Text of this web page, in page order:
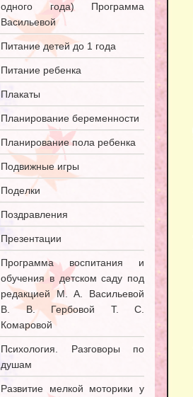
одного года) Программа
Васильевой
Питание детей до 1 года
Питание ребенка
Плакаты
Планирование беременности
Планирование пола ребенка
Подвижные игры
Поделки
Поздравления
Презентации
Программа воспитания и
обучения в детском саду под
редакцией М. А. Васильевой
В. В. Гербовой Т. С.
Комаровой
Психология. Разговоры по
душам
Развитие мелкой моторики у